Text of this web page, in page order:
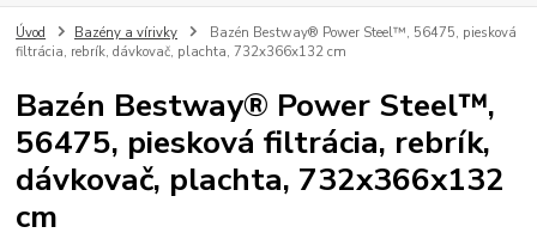
Úvod Bazény a vírivky
Bazén Bestway® Power Steel™, 56475, piesková
filtrácia, rebrík, dávkovač, plachta, 732x366x132 cm
Bazén Bestway® Power Steel™,
56475, piesková filtrácia, rebrík,
dávkovač, plachta, 732x366x132
cm